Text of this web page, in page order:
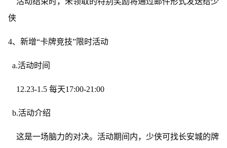
侠
4、新增“卡牌竞技”限时活动
a.活动时间
12.23-1.5 每天17:00-21:00
b.活动介绍
这是一场脑力的对决。活动期间内，少侠可找长安城的牌